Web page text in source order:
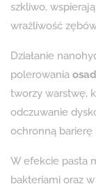
szkliwo,
wrażliwość
Działanie
polerowania
tworzy warstwę,
odczuwanie
ochronną barierę
W efekcie pasta
bakteriami oraz